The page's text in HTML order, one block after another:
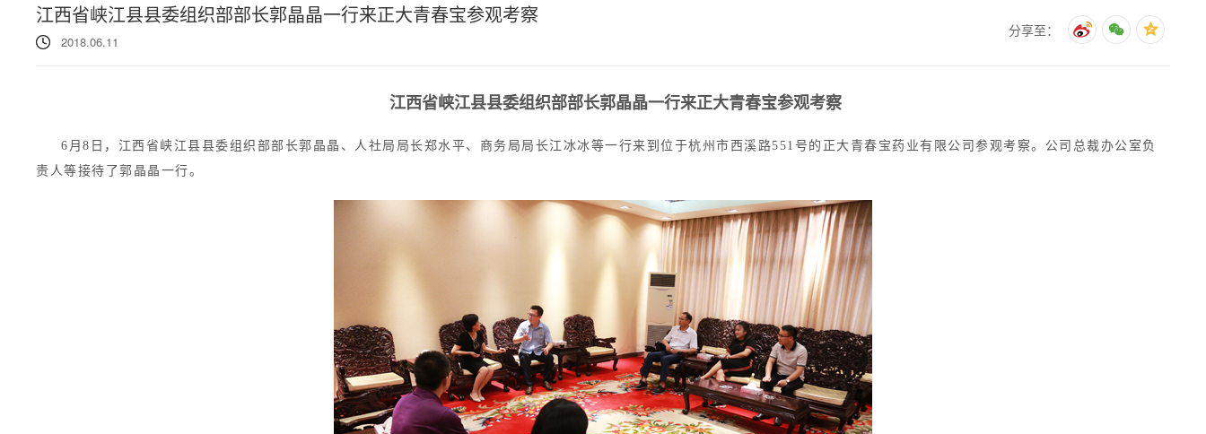
江西省峡江县县委组织部部长郭晶晶一行来正大青春宝参观考察
2018.06.11
分享至：
江西省峡江县县委组织部部长郭晶晶一行来正大青春宝参观考察
6月8日，江西省峡江县县委组织部部长郭晶晶、人社局局长郑水平、商务局局长江冰冰等一行来到位于杭州市西溪路551号的正大青春宝药业有限公司参观考察。公司总裁办公室负
责人等接待了郭晶晶一行。